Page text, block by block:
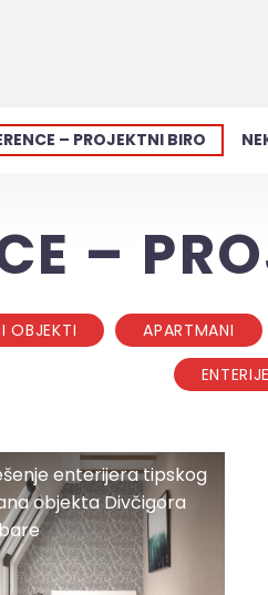
– PROJEKTNI BIRO
–
OBJEKTI APARTMANI
enterijera tipskog
objekta Divčigora